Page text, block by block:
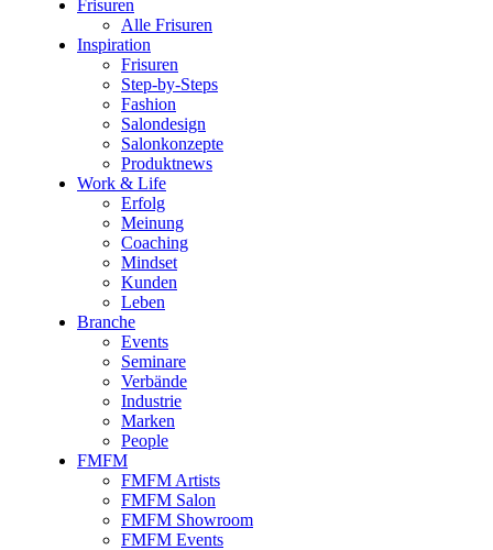
Frisuren
Alle Frisuren
Inspiration
Frisuren
Step-by-Steps
Fashion
Salondesign
Salonkonzepte
Produktnews
Work & Life
Erfolg
Meinung
Coaching
Mindset
Kunden
Leben
Branche
Events
Seminare
Verbände
Industrie
Marken
People
FMFM
FMFM Artists
FMFM Salon
FMFM Showroom
FMFM Events